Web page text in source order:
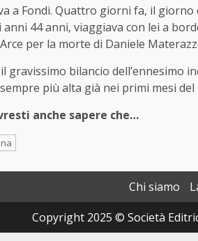
a Fondi. Quattro giorni fa, il
anni 44 anni, viaggiava con lei a
per la morte di Daniele
gravissimo bilancio dell’ennesimo
più alta già nei primi mesi
anche sapere che…
Chi siamo
Copyright 2025 © Società